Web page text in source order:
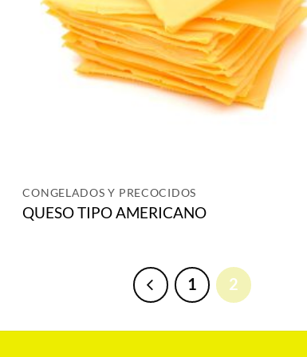
CONGELADOS Y PRECOCIDOS
QUESO TIPO AMERICANO
1 2